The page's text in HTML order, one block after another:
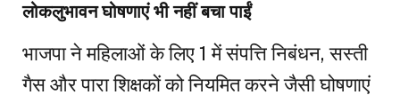
लोकलुभावन घोषणाएं भी नहीं बचा पाईं
भाजपा ने महिलाओं के लिए ₹1 में संपत्ति निबंधन, सस्ती
गैस और पारा शिक्षकों को नियमित करने जैसी घोषणाएं